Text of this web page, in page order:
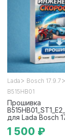
Lada > Bosch 17.9.7 >
B515HB01
Прошивка
для Lada Bosch
1 500 ₽